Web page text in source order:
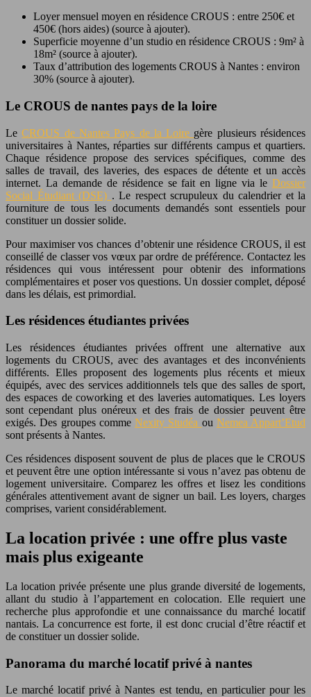
Loyer mensuel moyen en résidence CROUS : entre 250€ et
450€ (hors aides) (source à ajouter).
Superficie moyenne d’un studio en résidence CROUS : 9m² à
18m² (source à ajouter).
Taux d’attribution des logements CROUS à Nantes : environ
30% (source à ajouter).
Le CROUS de nantes pays de la loire
LeCROUS de Nantes Pays de la Loire gère plusieurs résidences
universitaires à Nantes, réparties sur différents campus et quartiers.
Chaque résidence propose des services spécifiques, comme des
salles de travail, des laveries, des espaces de détente et un accès
internet. La demande de résidence se fait en ligne via le Dossier
Social Étudiant (DSE) . Le respect scrupuleux du calendrier et la
fourniture de tous les documents demandés sont essentiels pour
constituer un dossier solide.
Pour maximiser vos chances d’obtenir une résidence CROUS, il est
conseillé de classer vos vœux par ordre de préférence. Contactez les
résidences qui vous intéressent pour obtenir des informations
complémentaires et poser vos questions. Un dossier complet, déposé
dans les délais, est primordial.
Les résidences étudiantes privées
Les résidences étudiantes privées offrent une alternative aux
logements du CROUS, avec des avantages et des inconvénients
différents. Elles proposent des logements plus récents et mieux
équipés, avec des services additionnels tels que des salles de sport,
des espaces de coworking et des laveries automatiques. Les loyers
sont cependant plus onéreux et des frais de dossier peuvent être
exigés. Des groupes comme Nexity Studéa ou Nemea Appart’Etud
sont présents à Nantes.
Ces résidences disposent souvent de plus de places que le CROUS
et peuvent être une option intéressante si vous n’avez pas obtenu de
logement universitaire. Comparez les offres et lisez les conditions
générales attentivement avant de signer un bail. Les loyers, charges
comprises, varient considérablement.
La location privée : une offre plus vaste
mais plus exigeante
La location privée présente une plus grande diversité de logements,
allant du studio à l’appartement en colocation. Elle requiert une
recherche plus approfondie et une connaissance du marché locatif
nantais. La concurrence est forte, il est donc crucial d’être réactif et
de constituer un dossier solide.
Panorama du marché locatif privé à nantes
Le marché locatif privé à Nantes est tendu, en particulier pour les